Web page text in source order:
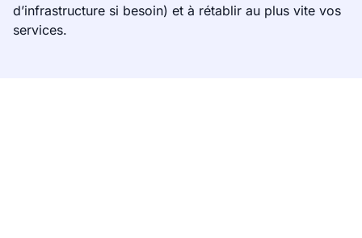
d’infrastructure si besoin) et à rétablir au plus vite vos
services.